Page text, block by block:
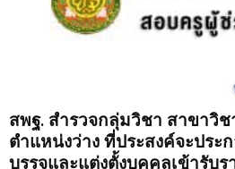
สพฐ. สำรวจกลุ่มวิชา สาขาวิ
ตำแหน่งว่าง ที่ประสงค์จะประ
บรรจุและแต่งตั้งบุคคลเข้ารับ